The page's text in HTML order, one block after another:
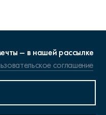
– в нашей рассылке
соглашение